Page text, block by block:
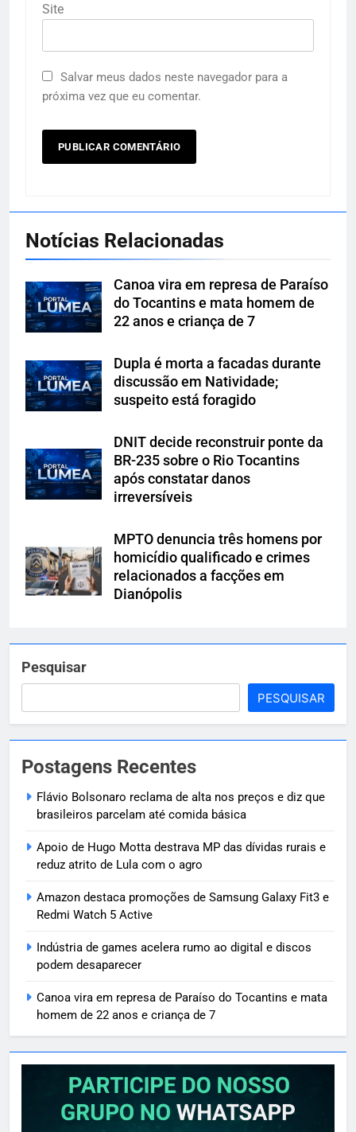
Site
Salvar meus dados neste navegador para a
próxima vez que eu comentar.
Notícias Relacionadas
Canoa vira em represa de Paraíso
do Tocantins e mata homem de
22 anos e criança de 7
Dupla é morta a facadas durante
discussão em Natividade;
suspeito está foragido
DNIT decide reconstruir ponte da
BR-235 sobre o Rio Tocantins
após constatar danos
irreversíveis
MPTO denuncia três homens por
homicídio qualificado e crimes
relacionados a facções em
Dianópolis
Pesquisar
PESQUISAR
Postagens Recentes
Flávio Bolsonaro reclama de alta nos preços e diz que
brasileiros parcelam até comida básica
Apoio de Hugo Motta destrava MP das dívidas rurais e
reduz atrito de Lula com o agro
Amazon destaca promoções de Samsung Galaxy Fit3 e
Redmi Watch 5 Active
Indústria de games acelera rumo ao digital e discos
podem desaparecer
Canoa vira em represa de Paraíso do Tocantins e mata
homem de 22 anos e criança de 7